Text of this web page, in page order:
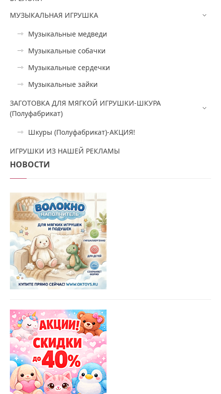
МУЗЫКАЛЬНАЯ ИГРУШКА
Музыкальные медведи
Музыкальные собачки
Музыкальные сердечки
Музыкальные зайки
ЗАГОТОВКА ДЛЯ МЯГКОЙ ИГРУШКИ-ШКУРА
(Полуфабрикат)
Шкуры (Полуфабрикат)-АКЦИЯ!
ИГРУШКИ ИЗ НАШЕЙ РЕКЛАМЫ
НОВОСТИ